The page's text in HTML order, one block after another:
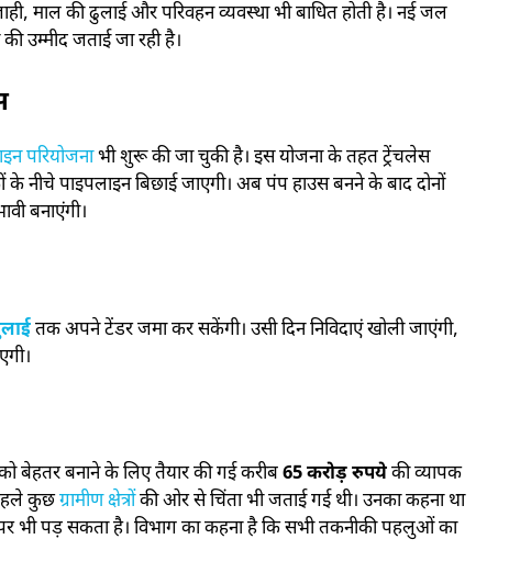
माल की ढुलाई और परिवहन व्यवस्था भी बाधित होती है। नई जल
उम्मीद जताई जा रही है।
परियोजनाभी शुरू की जा चुकी है। इस योजना के तहत ट्रेंचलेस
पाइपलाइन बिछाई जाएगी। अब पंप हाउस बनने के बाद दोनों
बनाएंगी।
तक अपने टेंडर जमा कर सकेंगी। उसी दिन निविदाएं खोली जाएंगी,
बेहतर बनाने के लिए तैयार की गई करीब65 करोड़ रुपयेकी व्यापक
पहले कुछग्रामीण क्षेत्रोंकी ओर से चिंता भी जताई गई थी। उनका कहना था
भी पड़ सकता है। विभाग का कहना है कि सभी तकनीकी पहलुओं का